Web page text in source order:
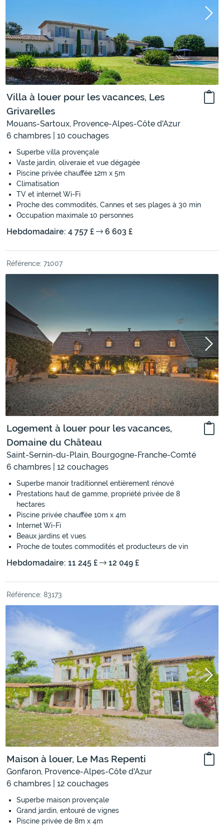
Villa à louer pour les vacances, Les
Grivarelles
Mouans-Sartoux, Provence-Alpes-Côte d'Azur
6 chambres | 10 couchages
Superbe villa provençale
Vaste jardin, oliveraie et vue dégagée
Piscine privée chauffée 12m x 5m
Climatisation
TV et internet Wi-Fi
Proche des commodités, Cannes et ses plages à 30 min
Occupation maximale 10 personnes
Hebdomadaire: 4 757 £ 6 603 £
Référence: 71007
Logement à louer pour les vacances,
Domaine du Château
Saint-Sernin-du-Plain, Bourgogne-Franche-Comté
6 chambres | 12 couchages
Superbe manoir traditionnel entièrement rénové
Prestations haut de gamme, propriété privée de 8
hectares
Piscine privée chauffée 10m x 4m
Internet Wi-Fi
Beaux jardins et vues
Proche de toutes commodités et producteurs de vin
Hebdomadaire: 11 245 £ 12 049 £
Référence: 83173
Maison à louer, Le Mas Repenti
Gonfaron, Provence-Alpes-Côte d'Azur
6 chambres | 12 couchages
Superbe maison provençale
Grand jardin, entouré de vignes
Piscine privée de 8m x 4m